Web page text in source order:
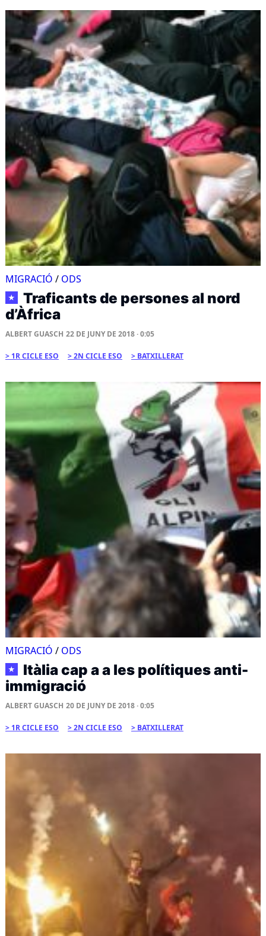
MIGRACIÓ / ODS
★
Traficants de persones al nord
d’Àfrica
ALBERT GUASCH 22 DE JUNY DE 2018 · 0:05
1R CICLE ESO 2N CICLE ESO BATXILLERAT
MIGRACIÓ / ODS
★
Itàlia cap a a les polítiques anti-
immigració
ALBERT GUASCH 20 DE JUNY DE 2018 · 0:05
1R CICLE ESO 2N CICLE ESO BATXILLERAT